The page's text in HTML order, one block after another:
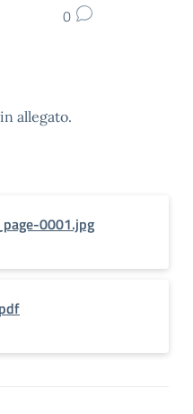
0
allegato.
0001.jpg